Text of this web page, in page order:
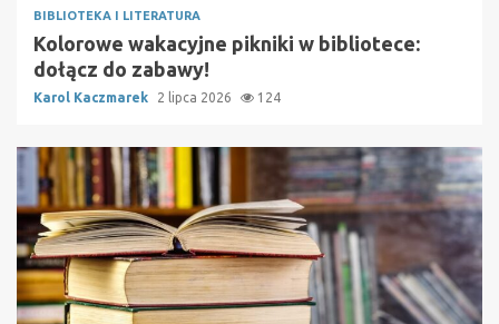
BIBLIOTEKA I LITERATURA
Kolorowe wakacyjne pikniki w bibliotece:
dołącz do zabawy!
Karol Kaczmarek 2 lipca 2026 124